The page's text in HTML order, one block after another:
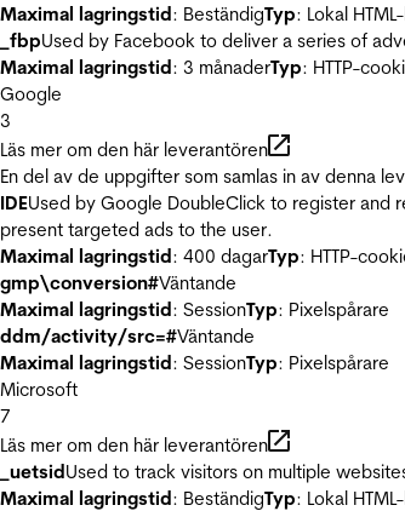
Maximal lagringstid: BeständigTyp: Lokal
_fbpUsed by Facebook to deliver a series of
Maximal lagringstid: 3 månaderTyp: HTTP-
Google
3
Läs mer om den här leverantören
En del av de uppgifter som samlas in av denna
IDEUsed by Google DoubleClick to register and
present targeted ads to the user.
Maximal lagringstid: 400 dagarTyp: HTTP-
gmp\conversion#Väntande
Maximal lagringstid: SessionTyp: Pixelspårare
ddm/activity/src=#Väntande
Maximal lagringstid: SessionTyp: Pixelspårare
Microsoft
7
Läs mer om den här leverantören
_uetsidUsed to track visitors on multiple
Maximal lagringstid: BeständigTyp: Lokal